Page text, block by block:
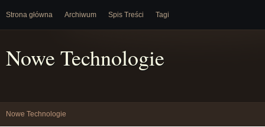
Strona główna Archiwum Spis Treści Tagi
Nowe Technologie
Nowe Technologie